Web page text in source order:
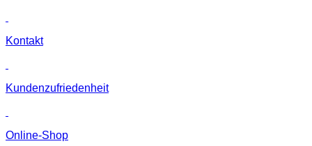
Kontakt
Kunden­zufriedenheit
Online-Shop